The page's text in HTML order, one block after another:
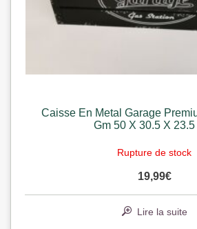
Caisse En Metal Garage
Gm 50 X 30.5 X
Rupture de stock
19,99€
Lire la suite